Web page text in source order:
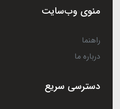
منوی وب‌سایت
راهنما
درباره ما
دسترسی سریع